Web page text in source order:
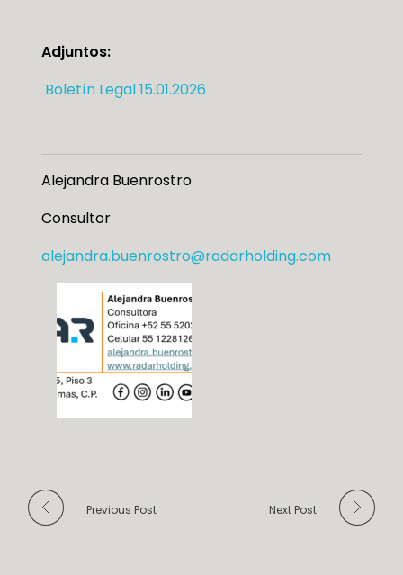
Adjuntos:
Boletín Legal 15.01.2026
Alejandra Buenrostro
Consultor
alejandra.buenrostro@radarholding.com
Previous Post Next Post